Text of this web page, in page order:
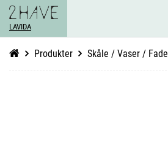
LAVIDA
Produkter Skåle / Vaser / Fade